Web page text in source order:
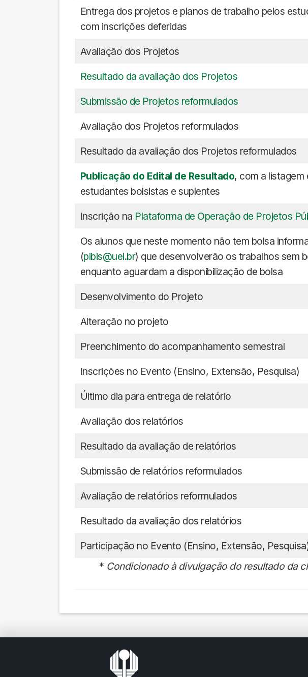
Entrega dos projetos e planos de trabalho pelos
com inscrições deferidas
Avaliação dos Projetos
Resultado da avaliação dos Projetos
Submissão de Projetos reformulados
Avaliação dos Projetos reformulados
Resultado da avaliação dos Projetos reformulados
Publicação do Edital de Resultado, com a listagem
estudantes bolsistas e suplentes
Inscrição na Plataforma de Operação de Projetos
Os alunos que neste momento não tem bolsa
(pibis@uel.br) que desenvolverão os trabalhos sem
enquanto aguardam a disponibilização de bolsa
Desenvolvimento do Projeto
Alteração no projeto
Preenchimento do acompanhamento semestral
Inscrições no Evento (Ensino, Extensão, Pesquisa)
Último dia para entrega de relatório
Avaliação dos relatórios
Resultado da avaliação de relatórios
Submissão de relatórios reformulados
Avaliação de relatórios reformulados
Resultado da avaliação dos relatórios
Participação no Evento (Ensino, Extensão,
* Condicionado à divulgação do resultado da